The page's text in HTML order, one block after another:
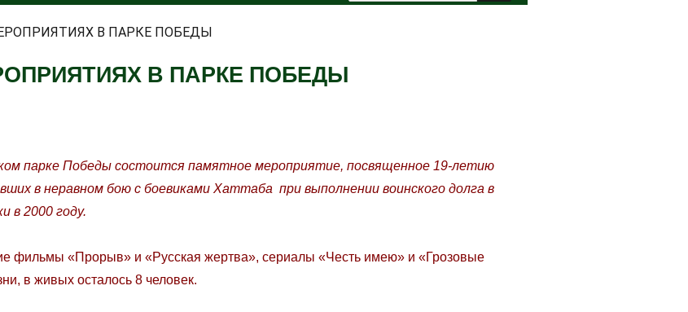
В ПАРКЕ ПОБЕДЫ
В ПАРКЕ ПОБЕДЫ
парке Победы состоится памятное мероприятие, посвященное 19-летию
в неравном бою с боевиками Хаттаба при выполнении воинского долга в
в 2000 году.
фильмы «Прорыв» и «Русская жертва», сериалы «Честь имею» и «Грозовые
в живых осталось 8 человек.